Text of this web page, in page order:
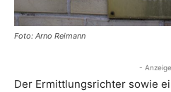
Foto: Arno Reimann
-
Der Ermittlungsrichter sowie